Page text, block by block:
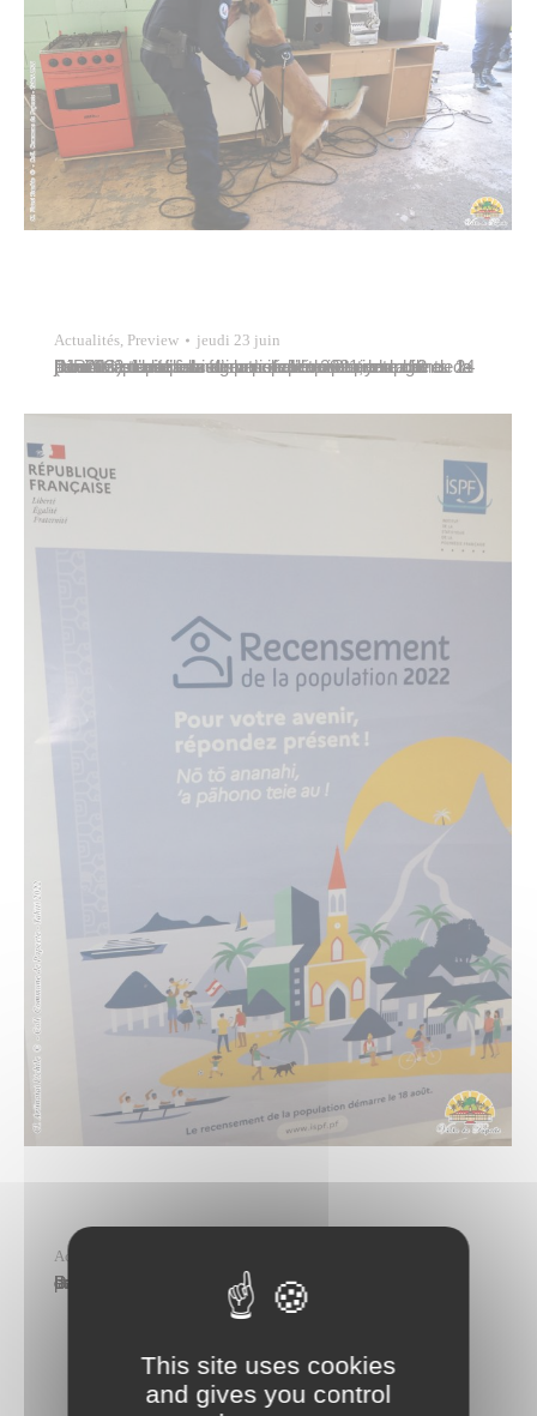
Actualités, Preview jeudi 23 juin
Pour faire suite à la formation à la recherche de produits stupéfiants dispensée en 2021, les agents de l’Unité rapide d’assistance et d’intervention canine (URAIC) de la police municipale de Papeete ont bénéficié d’une formation complémentaire du 13 au 24 juin 2022. Les deux agents de l’équipe cynophile de la Direction territoriale de la police…
Actualités
Dans le cadre du recensement général de la population de la Polynésie française 2022, l’Institut de la statistique de la Polynésie française (ISPF) recrute des agents recenseurs et des contrôleurs dans les communes et dans les îles, sur appel à candidatures.Les cent cinquante et un candidats de Papeete ont été accueillis à l’hôtel de ville…
This site uses cookies
and gives you control